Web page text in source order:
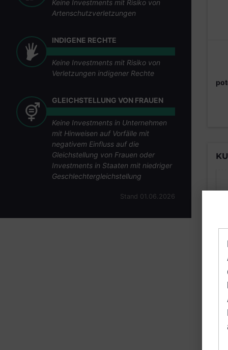
Keine Investments mit Risiko von
Artenschutzverletzungen
INDIGENE RECHTE
Keine Investments mit Risiko von
Verletzungen indigener Rechte
GLEICHSTELLUNG VON FRAUEN
Keine Investments in Unternehmen
mit Hinweisen auf Vorfälle mit
negativem Einfluss auf die
Gleichstellung von Frauen oder
Investments in Staaten mit niedriger
Geschlechtergleichstellung
Stand 01.06.2026